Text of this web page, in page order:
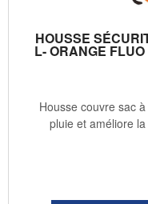
HOUSSE
L- ORANGE
Housse couvre sac
pluie et améliore